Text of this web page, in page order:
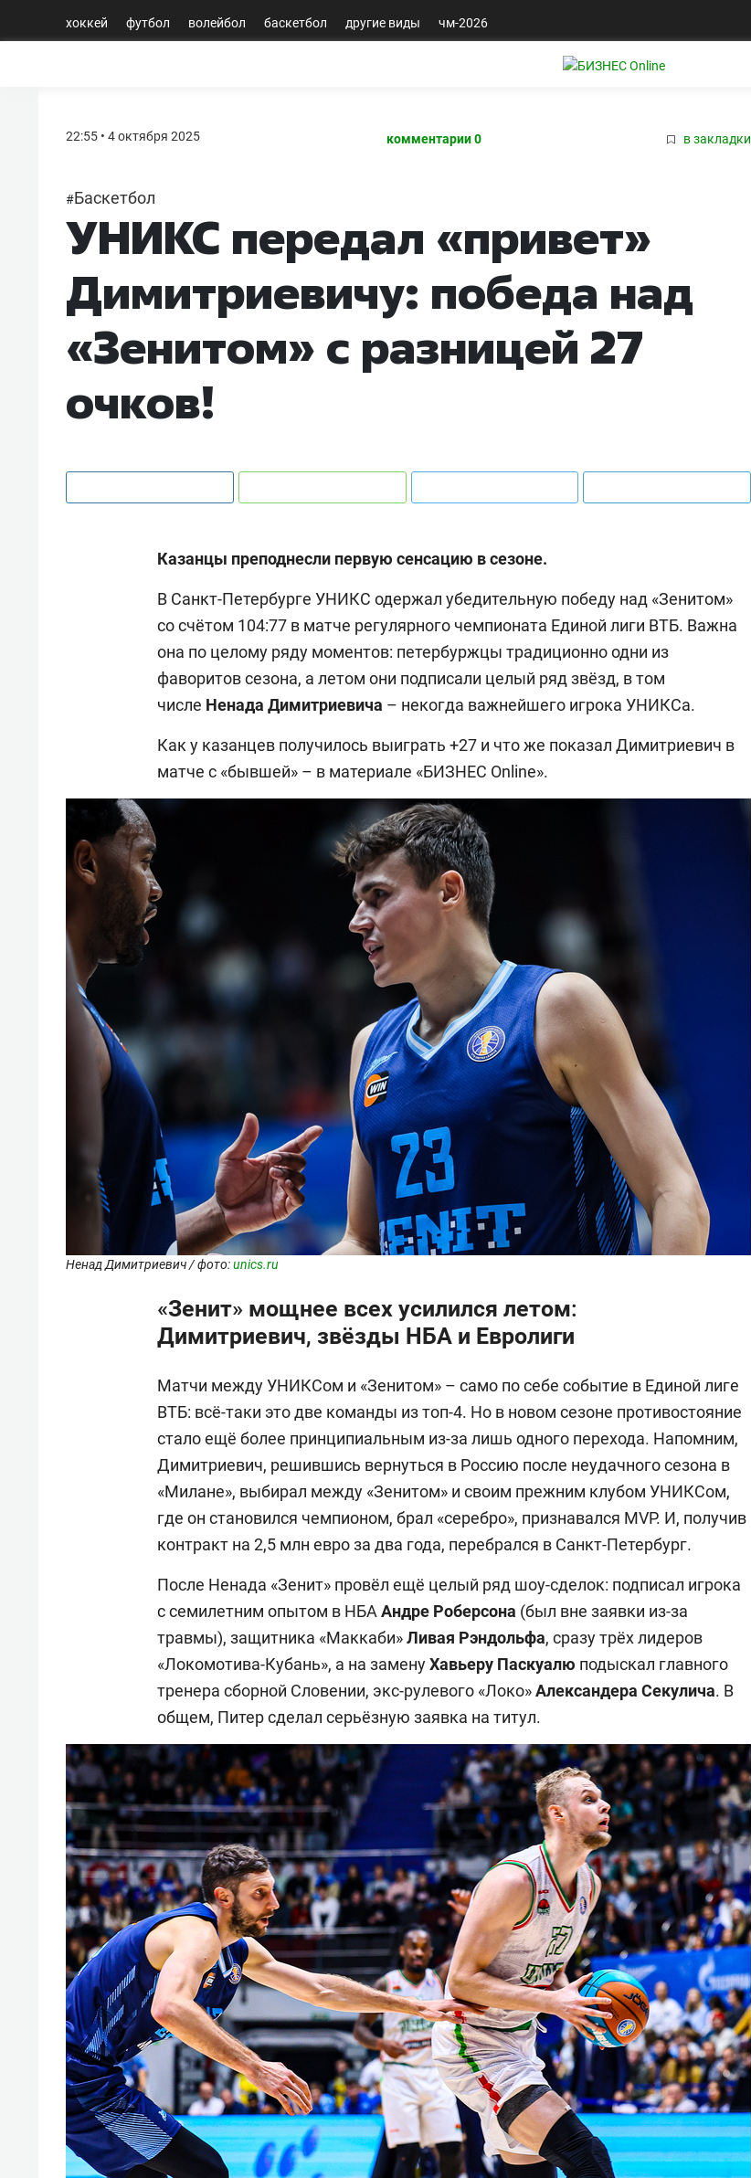
хоккей футбол волейбол баскетбол другие виды чм-2026
22:55 • 4 октября 2025 комментарии 0 в закладки
#Баскетбол
УНИКС передал «привет»
Димитриевичу: победа над
«Зенитом» с разницей 27
очков!
Казанцы преподнесли первую сенсацию в сезоне.
В Санкт-Петербурге УНИКС одержал убедительную победу над «Зенитом»
со счётом 104:77 в матче регулярного чемпионата Единой лиги ВТБ. Важна
она по целому ряду моментов: петербуржцы традиционно одни из
фаворитов сезона, а летом они подписали целый ряд звёзд, в том
числе Ненада Димитриевича – некогда важнейшего игрока УНИКСа.
Как у казанцев получилось выиграть +27 и что же показал Димитриевич в
матче с «бывшей» – в материале «БИЗНЕС Online».
Ненад Димитриевич / фото:unics.ru
«Зенит» мощнее всех усилился летом:
Димитриевич, звёзды НБА и Евролиги
Матчи между УНИКСом и «Зенитом» – само по себе событие в Единой лиге
ВТБ: всё-таки это две команды из топ-4. Но в новом сезоне противостояние
стало ещё более принципиальным из-за лишь одного перехода. Напомним,
Димитриевич, решившись вернуться в Россию после неудачного сезона в
«Милане», выбирал между «Зенитом» и своим прежним клубом УНИКСом,
где он становился чемпионом, брал «серебро», признавался MVP. И, получив
контракт на 2,5 млн евро за два года, перебрался в Санкт-Петербург.
После Ненада «Зенит» провёл ещё целый ряд шоу-сделок: подписал игрока
с семилетним опытом в НБА Андре Роберсона (был вне заявки из-за
травмы), защитника «Маккаби»Ливая Рэндольфа, сразу трёх лидеров
«Локомотива-Кубань», а на заменуХавьеру Паскуалю подыскал главного
тренера сборной Словении, экс-рулевого «Локо»Александера Секулича. В
общем, Питер сделал серьёзную заявка на титул.